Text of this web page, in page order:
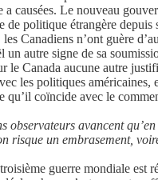
causées. Le nouveau
de politique étrangère
Canadiens n’ont guère
un autre signe de sa
le Canada aucune autre
les politiques américaines,
qu’il coïncide avec le
observateurs avancent
risque un embrasement,
guerre mondiale est